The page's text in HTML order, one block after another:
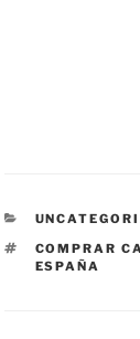
CATEGORÍAS
ETIQUETAS
COMPRAR
ESPAÑA